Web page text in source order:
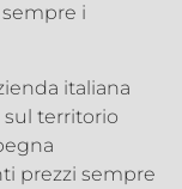
i
italiana
territorio
prezzi sempre